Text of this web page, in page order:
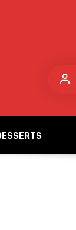
seront utilisées